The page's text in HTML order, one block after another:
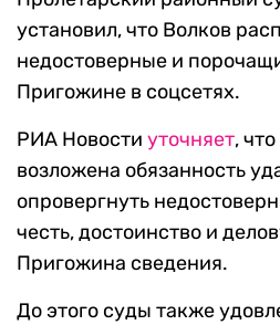
установил, что Волков
недостоверные и
Пригожине в соцсетях.
РИА Новости уточняет,
возложена обязанность
опровергнуть
честь, достоинство и
Пригожина сведения.
До этого суды также